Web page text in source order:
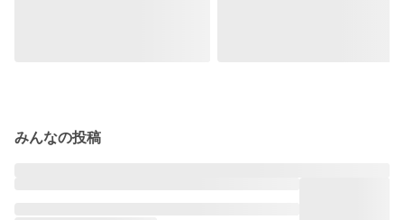
みんなの投稿